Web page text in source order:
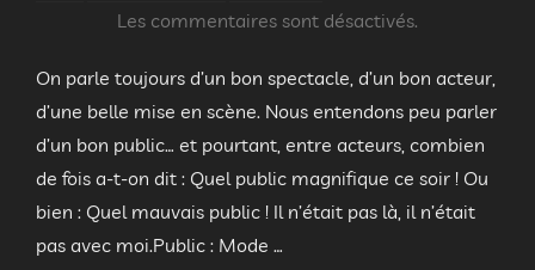
le
Les commentaires sont désactivés.
On parle toujours d’un bon spectacle, d’un bon acteur,
d’une belle mise en scène. Nous entendons peu parler
d’un bon public… et pourtant, entre acteurs, combien
de fois a-t-on dit : Quel public magnifique ce soir ! Ou
bien : Quel mauvais public ! Il n’était pas là, il n’était
pas avec moi.Public : Mode …